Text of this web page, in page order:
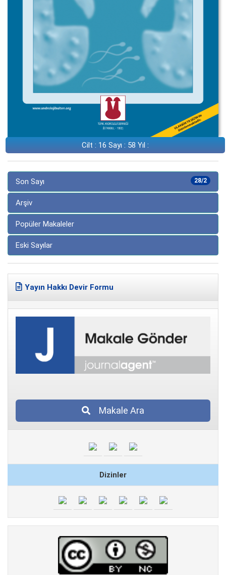
Cilt : 16 Sayı : 58 Yıl :
28/2
Son Sayı
Arşiv
Popüler Makaleler
Eski Sayılar
Yayın Hakkı Devir Formu
Makale Ara
Dizinler